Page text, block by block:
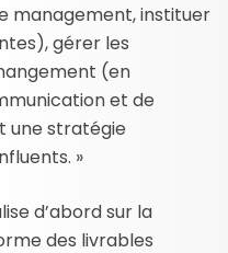
management, instituer
gérer les
(en
et de
une stratégie
»
d’abord sur la
des livrables